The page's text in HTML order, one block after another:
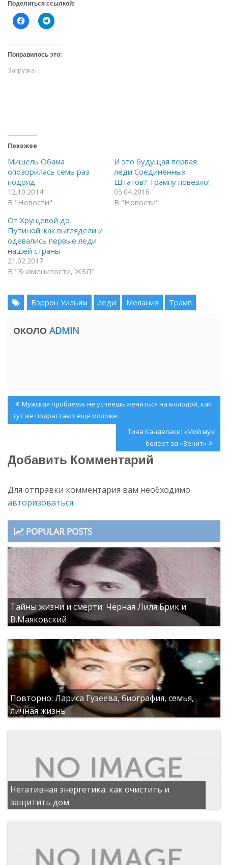
Поделиться ссылкой:
Н
а
и
т
е
ч
т
ь
а
F
a
c
e
b
o
(
О
т
к
р
ы
в
а
е
о
в
м
Н
а
и
т
е
с
я
в
e
a
m
(
О
т
к
в
я
в
н
о
в
Понравилось это:
Загрузка...
Похожее
Мишель Обама
опозорилась семь раз
подряд
12.10.2014
В "Новости"
И это будущая первая
леди Соединенных
Штатов? Трампу повезло!
05.04.2016
В "Новости"
От Хрущевой до
Путиной: как выглядели и
одевались первые леди
нашей страны
21.02.2017
В "Знаменитости, ЖЗЛ"
Бэррон Уильям леди Мелания Трамп
ОКОЛО ADMIN
Навигация
по
Previous
Post:
Мужская проблема: не успеешь жениться на молодой, как
тут же подрастают ещё моложе…
Next
Тина Канделаки: «Мой муж
болеет за «Зенит»
Добавить Комментарий
Для отправки комментария вам необходимо
авторизоваться.
POPULAR POSTS
Тайны жизни и смерти: Чёрная Лиля Брик и
В.Маяковский
Повторно: Лариса Гузеева, биография, семья,
личная жизнь
Негативная энергетика: как очистить и
защитить дом